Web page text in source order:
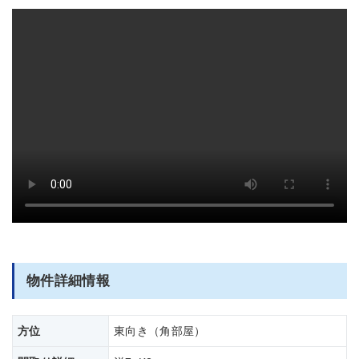
部屋全体
物件詳細情報
方位 東向き（角部屋）